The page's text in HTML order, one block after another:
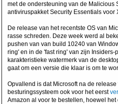
met de ondersteuning van de Malicious
antiviruspakket Security Essentials voor
De release van het recentste OS van
rasse schreden. Deze week werd al
pushen van van build 10240 van
ring' en in de 'fast ring' van zijn
karakteristieke watermerk van de
gaat om een versie die klaar is om te
Opvallend is dat Microsoft na de
besturingssysteem ook voor het eerst
Amazon al voor te bestellen, hoewel